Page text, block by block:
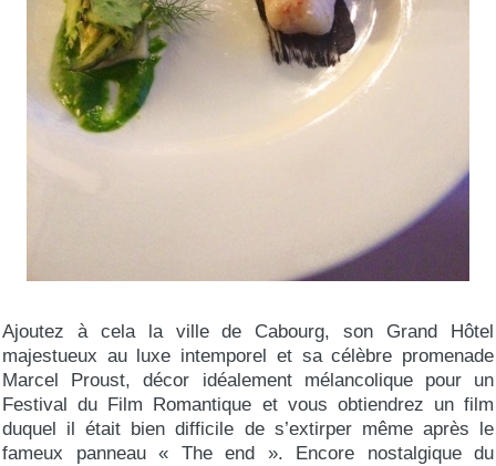
Ajoutez à cela la ville de Cabourg, son Grand Hôtel
majestueux au luxe intemporel et sa célèbre promenade
Marcel Proust, décor idéalement mélancolique pour un
Festival du Film Romantique et vous obtiendrez un film
duquel il était bien difficile de s’extirper même après le
fameux panneau « The end ». Encore nostalgique du